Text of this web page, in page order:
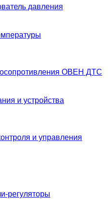
давления
ОВЕН ДТС
и устройства
и управления
регуляторы